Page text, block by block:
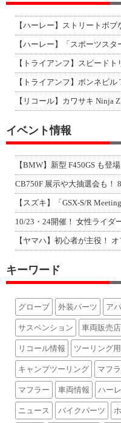
【ハーレー】ストリートボ
【トライアンフ】スピード
【リコール】カワサキ Ninja
イベント情報
【BMW】新型 F450GS も登
【スズキ】「GSX-S/R
キーワード
グローブ 外装パーツ ア
サスペンション 車両販売店
リコール情報 ツーリング
キャンプツーリング マフ
マフラー 車両情報 ハー
ニュース バイクパーツ